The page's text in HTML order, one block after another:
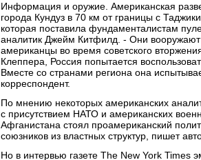
Информация и оружие. Американская
города Кундуз в 70 км от границы с
которая поставила фундаменталистам
аналитик Джейм Китфилд. - Они
американцы во время советского
Клеппера, Россия попытается
Вместе со странами региона она
корреспондент.
По мнению некоторых американских
с присутствием НАТО и американских
Афганистана стоял проамериканский
союзников из властных структур, пишет
Но в интервью газете The New York Times